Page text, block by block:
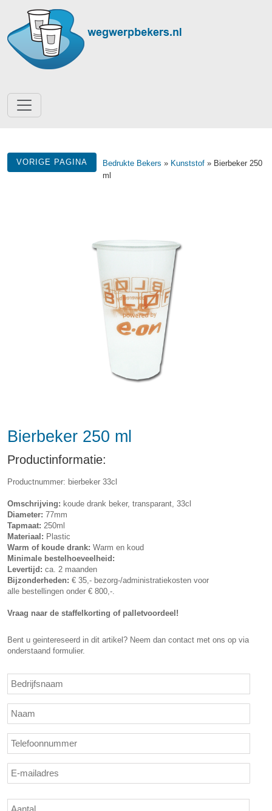
VORIGE PAGINA Bedrukte Bekers » Kunststof » Bierbeker 250
ml
Bierbeker 250 ml
Productinformatie:
Productnummer: bierbeker 33cl
Omschrijving: koude drank beker, transparant, 33cl
Diameter: 77mm
Tapmaat: 250ml
Materiaal: Plastic
Warm of koude drank: Warm en koud
Minimale bestelhoeveelheid:
Levertijd: ca. 2 maanden
Bijzonderheden: € 35,- bezorg-/administratiekosten voor
alle bestellingen onder € 800,-.
Vraag naar de staffelkorting of palletvoordeel!
Bent u geintereseerd in dit artikel? Neem dan contact met ons op via
onderstaand formulier.